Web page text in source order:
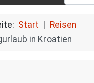
Start
Reisen
in Kroatien